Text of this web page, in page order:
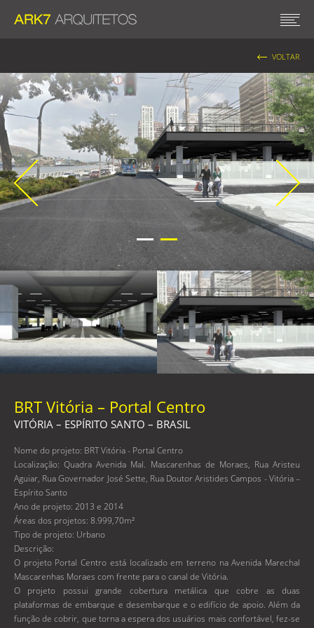
VOLTAR
BRT Vitória – Portal Centro
VITÓRIA – ESPÍRITO SANTO – BRASIL
Nome do projeto: BRT Vitória - Portal Centro
Localização: Quadra Avenida Mal. Mascarenhas de Moraes, Rua Aristeu
Aguiar, Rua Governador José Sette, Rua Doutor Aristides Campos - Vitória –
Espírito Santo
Ano de projeto: 2013 e 2014
Áreas dos projetos: 8.999,70m²
Tipo de projeto: Urbano
Descrição:
O projeto Portal Centro está localizado em terreno na Avenida Marechal
Mascarenhas Moraes com frente para o canal de Vitória.
O projeto possui grande cobertura metálica que cobre as duas
plataformas de embarque e desembarque e o edifício de apoio. Além da
função de cobrir, que torna a espera dos usuários mais confortável, fez-se